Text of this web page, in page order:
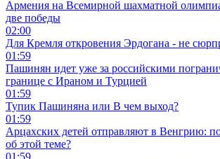
Армения на Всемирной шахматной
две победы
02:00
Для Кремля откровения Эрдогана - не
01:59
Пашинян идет уже за российскими
границе с Ираном и Турцией
01:59
Тупик Пашиняна или В чем выход?
01:59
Арцахских детей отправляют в Венгрию:
об этой теме?
01:59